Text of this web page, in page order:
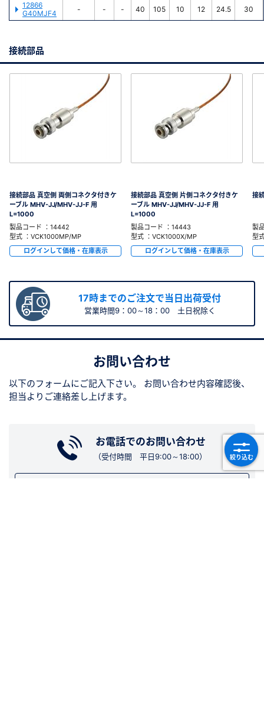
12866
G40MJF4
- - - 40 105 10 12 24.5 30
絞り込む
接続部品
接続部品 真空側 両側コネクタ付きケ
ーブル MHV-JJ/MHV-JJ-F 用
L=1000
製品コード ：14442
型式 ：VCK1000MP/MP
ログインして価格・在庫表示
接続部品 真空側 片側コネクタ付きケ
ーブル MHV-JJ/MHV-JJ-F 用
L=1000
製品コード ：14443
型式 ：VCK1000X/MP
ログインして価格・在庫表示
接
製
型
17時までのご注文で当日出荷受付
営業時間9：00～18：00 土日祝除く
お問い合わせ
以下のフォームにご記入下さい。
お問い合わせ内容確認後、
担当よりご連絡差し上げます。
お電話でのお問い合わせ
（受付時間 平日9:00～18:00）